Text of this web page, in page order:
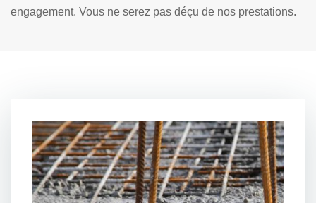
engagement. Vous ne serez pas déçu de nos prestations.